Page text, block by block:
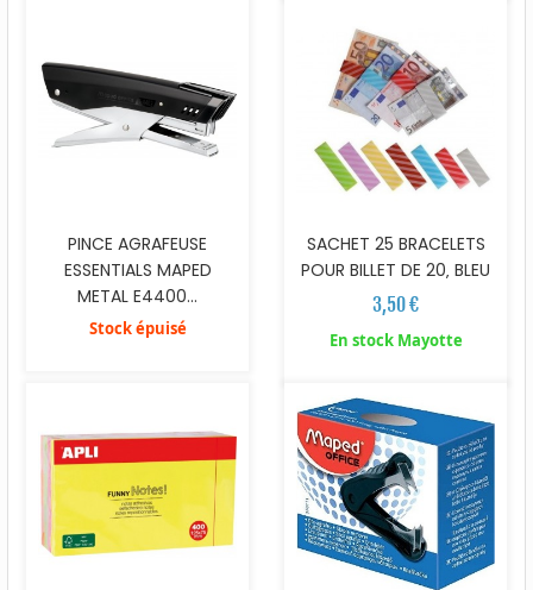
PINCE AGRAFEUSE
ESSENTIALS MAPED
METAL E4400...
Stock épuisé
SACHET 25 BRACELETS
POUR BILLET DE 20‚ BLEU
3,50 €
En stock Mayotte